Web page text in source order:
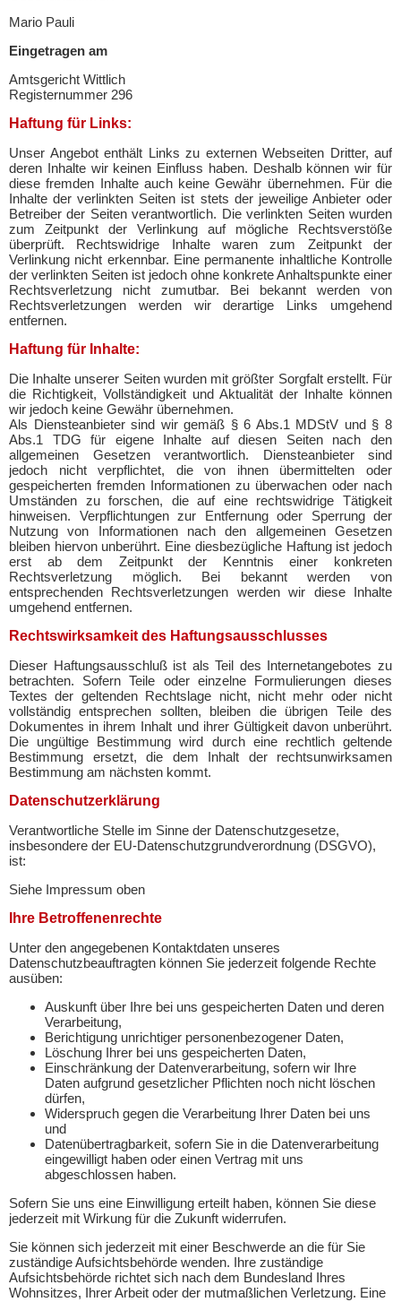
Mario Pauli
Eingetragen am
Amtsgericht Wittlich
Registernummer 296
Haftung für Links:
Unser Angebot enthält Links zu externen Webseiten Dritter, auf
deren Inhalte wir keinen Einfluss haben. Deshalb können wir für
diese fremden Inhalte auch keine Gewähr übernehmen. Für die
Inhalte der verlinkten Seiten ist stets der jeweilige Anbieter oder
Betreiber der Seiten verantwortlich. Die verlinkten Seiten wurden
zum Zeitpunkt der Verlinkung auf mögliche Rechtsverstöße
überprüft. Rechtswidrige Inhalte waren zum Zeitpunkt der
Verlinkung nicht erkennbar. Eine permanente inhaltliche Kontrolle
der verlinkten Seiten ist jedoch ohne konkrete Anhaltspunkte einer
Rechtsverletzung nicht zumutbar. Bei bekannt werden von
Rechtsverletzungen werden wir derartige Links umgehend
entfernen.
Haftung für Inhalte:
Die Inhalte unserer Seiten wurden mit größter Sorgfalt erstellt. Für
die Richtigkeit, Vollständigkeit und Aktualität der Inhalte können
wir jedoch keine Gewähr übernehmen.
Als Diensteanbieter sind wir gemäß § 6 Abs.1 MDStV und § 8
Abs.1 TDG für eigene Inhalte auf diesen Seiten nach den
allgemeinen Gesetzen verantwortlich. Diensteanbieter sind
jedoch nicht verpflichtet, die von ihnen übermittelten oder
gespeicherten fremden Informationen zu überwachen oder nach
Umständen zu forschen, die auf eine rechtswidrige Tätigkeit
hinweisen. Verpflichtungen zur Entfernung oder Sperrung der
Nutzung von Informationen nach den allgemeinen Gesetzen
bleiben hiervon unberührt. Eine diesbezügliche Haftung ist jedoch
erst ab dem Zeitpunkt der Kenntnis einer konkreten
Rechtsverletzung möglich. Bei bekannt werden von
entsprechenden Rechtsverletzungen werden wir diese Inhalte
umgehend entfernen.
Rechtswirksamkeit des Haftungsausschlusses
Dieser Haftungsausschluß ist als Teil des Internetangebotes zu
betrachten. Sofern Teile oder einzelne Formulierungen dieses
Textes der geltenden Rechtslage nicht, nicht mehr oder nicht
vollständig entsprechen sollten, bleiben die übrigen Teile des
Dokumentes in ihrem Inhalt und ihrer Gültigkeit davon unberührt.
Die ungültige Bestimmung wird durch eine rechtlich geltende
Bestimmung ersetzt, die dem Inhalt der rechtsunwirksamen
Bestimmung am nächsten kommt.
Datenschutzerklärung
Verantwortliche Stelle im Sinne der Datenschutzgesetze,
insbesondere der EU-Datenschutzgrundverordnung (DSGVO),
ist:
Siehe Impressum oben
Ihre Betroffenenrechte
Unter den angegebenen Kontaktdaten unseres
Datenschutzbeauftragten können Sie jederzeit folgende Rechte
ausüben:
Auskunft über Ihre bei uns gespeicherten Daten und deren
Verarbeitung,
Berichtigung unrichtiger personenbezogener Daten,
Löschung Ihrer bei uns gespeicherten Daten,
Einschränkung der Datenverarbeitung, sofern wir Ihre
Daten aufgrund gesetzlicher Pflichten noch nicht löschen
dürfen,
Widerspruch gegen die Verarbeitung Ihrer Daten bei uns
und
Datenübertragbarkeit, sofern Sie in die Datenverarbeitung
eingewilligt haben oder einen Vertrag mit uns
abgeschlossen haben.
Sofern Sie uns eine Einwilligung erteilt haben, können Sie diese
jederzeit mit Wirkung für die Zukunft widerrufen.
Sie können sich jederzeit mit einer Beschwerde an die für Sie
zuständige Aufsichtsbehörde wenden. Ihre zuständige
Aufsichtsbehörde richtet sich nach dem Bundesland Ihres
Wohnsitzes, Ihrer Arbeit oder der mutmaßlichen Verletzung. Eine